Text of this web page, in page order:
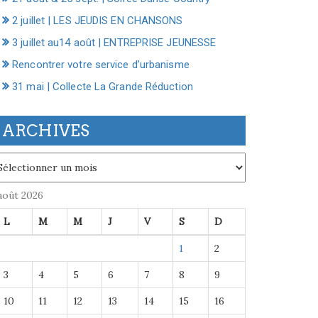
2 juillet | LES JEUDIS EN CHANSONS
3 juillet au14 août | ENTREPRISE JEUNESSE
Rencontrer votre service d’urbanisme
31 mai | Collecte La Grande Réduction
ARCHIVES
2026
L M M J V S D
1 2
3 4 5 6 7 8 9
10 11 12 13 14 15 16